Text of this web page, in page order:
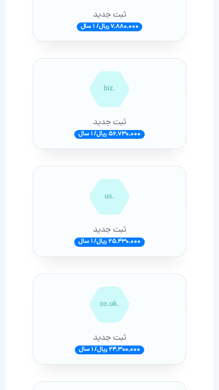
ثبت جدید
7,880,000 ریال/ 1 سال
.biz
ثبت جدید
56,730,000 ریال/ 1 سال
.us
ثبت جدید
25,430,000 ریال/ 1 سال
.co.uk
ثبت جدید
24,300,000 ریال/ 1 سال